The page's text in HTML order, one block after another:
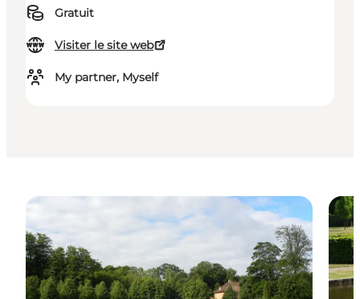
Gratuit
Visiter le site web
My partner, Myself